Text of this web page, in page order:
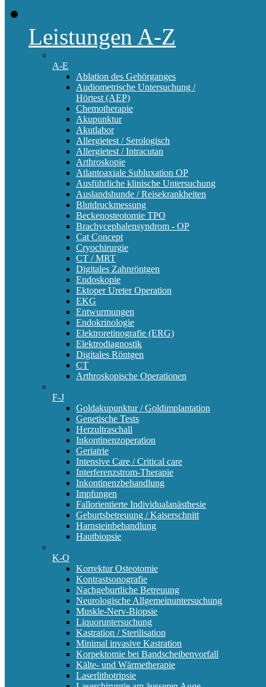
Leistungen A-Z
A-E
Ablation des Gehörganges
Audiometrische Untersuchung /
Hörtest (AEP)
Chemotherapie
Akupunktur
Akutlabor
Allergietest / Serologisch
Allergietest / Intracutan
Arthroskopie
Atlantoaxiale Subluxation OP
Ausführliche klinische Untersuchung
Auslandshunde / Reisekrankheiten
Blutdruckmessung
Beckenosteotomie TPO
Brachycephalensyndrom - OP
Cat Concept
Cryochirurgie
CT / MRT
Digitales Zahnröntgen
Endoskopie
Ektoper Ureter Operation
EKG
Entwurmungen
Endokrinologie
Elektroretinografie (ERG)
Elektrodiagnostik
Digitales Röntgen
CT
Arthroskopische Operationen
F-J
Goldakupunktur / Goldimplantation
Genetische Tests
Herzultraschall
Inkontinenzoperation
Geriatrie
Intensive Care / Critical care
Interferenzstrom-Therapie
Inkontinenzbehandlung
Impfungen
Fallorientierte Individualanästhesie
Geburtsbetreuung / Kaiserschnitt
Harnsteinbehandlung
Hautbiopsie
K-O
Korrektur Osteotomie
Kontrastsonografie
Nachgeburtliche Betreuung
Neurologische Allgemeinuntersuchung
Muskle-Nerv-Biopsie
Liquoruntersuchung
Kastration / Sterilisation
Minimal invasive Kastration
Korpektomie bei Bandscheibenvorfall
Kälte- und Wärmetherapie
Laserlithotripsie